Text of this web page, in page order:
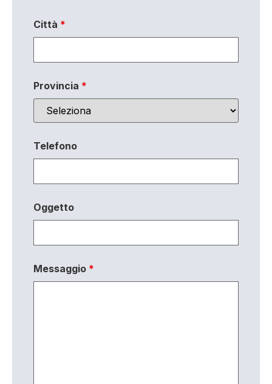
Città *
Provincia *
Telefono
Oggetto
Messaggio *